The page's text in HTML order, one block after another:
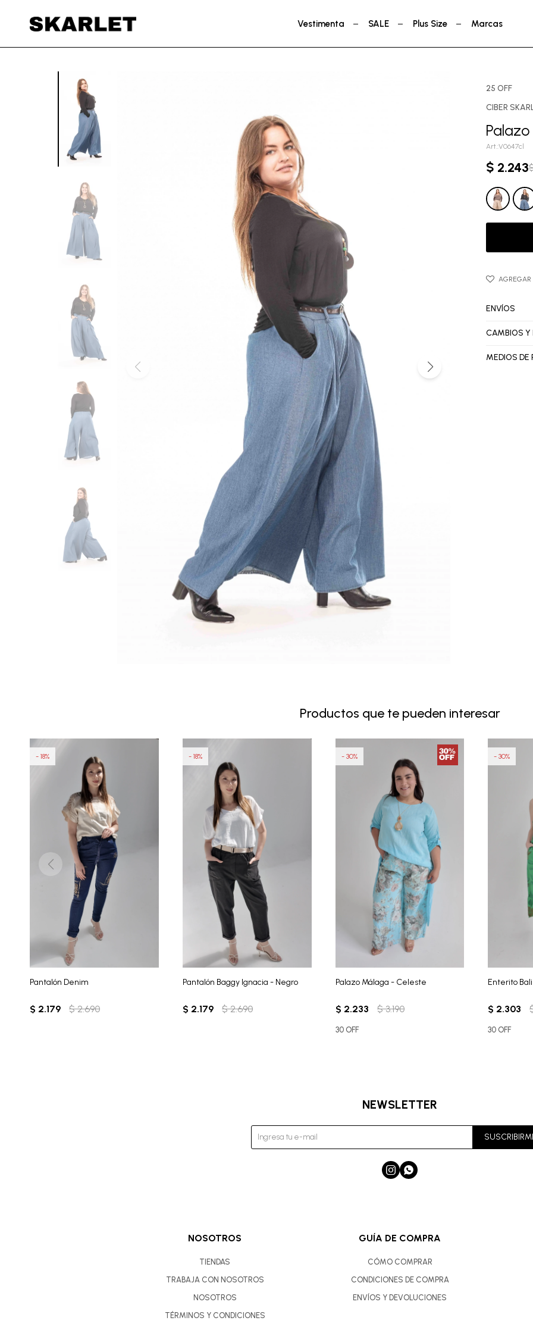
Vestimenta SALE Plus Size Marcas
25 OFF
CIBER
V0647cl
$ 2.243
ENVÍOS
CAMBIOS Y
MEDIOS DE
Productos que te pueden interesar
Pantalón Denim
$ 2.179 $ 2.690
18
Pantalón Baggy Ignacia - Negro
$ 2.179 $ 2.690
18
Palazo Málaga - Celeste
$ 2.233 $ 3.190
30
30 OFF
Enterito
$ 2.303
30
30 OFF
NOSOTROS
TIENDAS
TRABAJA CON NOSOTROS
NOSOTROS
TÉRMINOS Y CONDICIONES
GUÍA DE COMPRA
CÓMO COMPRAR
CONDICIONES DE COMPRA
ENVÍOS Y DEVOLUCIONES
NEWSLETTER
 